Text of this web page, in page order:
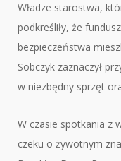
Władze starostwa,
podkreśliły, że
bezpieczeństwa
Sobczyk zaznaczył
w niezbędny sprzęt
W czasie spotkania z
czeku o żywotnym